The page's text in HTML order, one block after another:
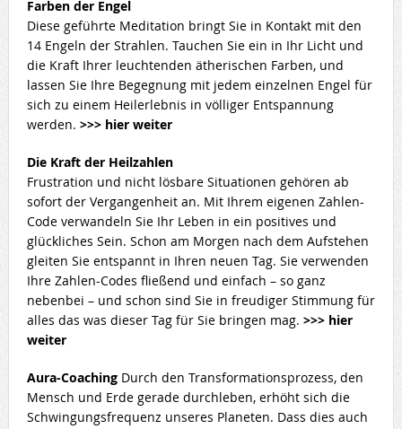
Farben der Engel
Diese geführte Meditation bringt Sie in Kontakt mit den
14 Engeln der Strahlen. Tauchen Sie ein in Ihr Licht und
die Kraft Ihrer leuchtenden ätherischen Farben, und
lassen Sie Ihre Begegnung mit jedem einzelnen Engel für
sich zu einem Heilerlebnis in völliger Entspannung
werden. >>> hier weiter
Die Kraft der Heilzahlen
Frustration und nicht lösbare Situationen gehören ab
sofort der Vergangenheit an. Mit Ihrem eigenen Zahlen-
Code verwandeln Sie Ihr Leben in ein positives und
glückliches Sein. Schon am Morgen nach dem Aufstehen
gleiten Sie entspannt in Ihren neuen Tag. Sie verwenden
Ihre Zahlen-Codes fließend und einfach – so ganz
nebenbei – und schon sind Sie in freudiger Stimmung für
alles das was dieser Tag für Sie bringen mag. >>> hier
weiter
Aura-Coaching Durch den Transformationsprozess, den
Mensch und Erde gerade durchleben, erhöht sich die
Schwingungsfrequenz unseres Planeten. Dass dies auch